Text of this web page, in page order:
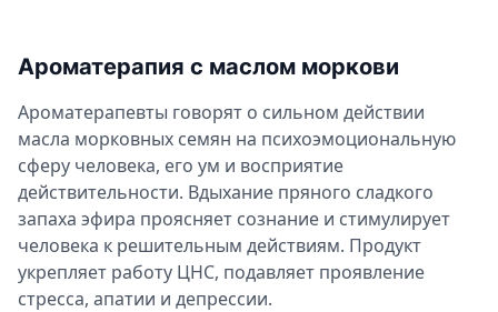
Ароматерапия с маслом моркови
Ароматерапевты говорят о сильном действии
масла морковных семян на психоэмоциональную
сферу человека, его ум и восприятие
действительности. Вдыхание пряного сладкого
запаха эфира проясняет сознание и стимулирует
человека к решительным действиям. Продукт
укрепляет работу ЦНС, подавляет проявление
стресса, апатии и депрессии.